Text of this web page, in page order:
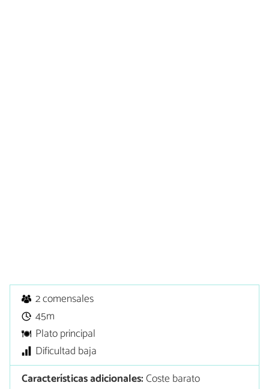
2 comensales
45m
Plato principal
Dificultad baja
Características adicionales:Coste barato